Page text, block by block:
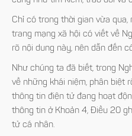
Chỉ có trong thời gian vừa
trang mạng xã hội có viết về
rõ nội dung này, nên dẫn đến
Như chúng ta đã biết, trong
về những khái niệm, phân biệt
thông tin điện tử đang hoạt
thông tin ở Khoản 4, Điều 20
tử cá nhân.